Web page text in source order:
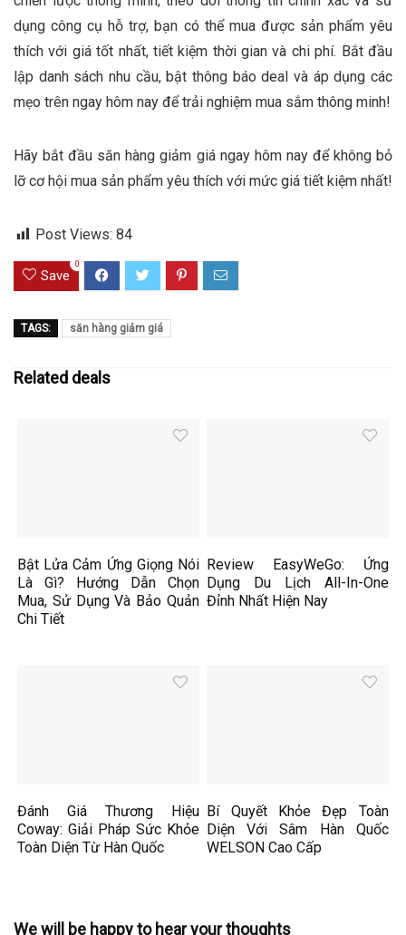
dụng công cụ hỗ trợ, bạn có thể mua được sản phẩm yêu
thích với giá tốt nhất, tiết kiệm thời gian và chi phí. Bắt đầu
lập danh sách nhu cầu, bật thông báo deal và áp dụng các
mẹo trên ngay hôm nay để trải nghiệm mua sắm thông minh!
Hãy bắt đầu săn hàng giảm giá ngay hôm nay để không bỏ
lỡ cơ hội mua sản phẩm yêu thích với mức giá tiết kiệm nhất!
Post Views: 84
Save
0
TAGS: săn hàng giảm giá
Related deals
Bật Lửa Cảm Ứng Giọng Nói
Là Gì? Hướng Dẫn Chọn
Mua, Sử Dụng Và Bảo Quản
Chi Tiết
Review EasyWeGo: Ứng
Dụng Du Lịch All-In-One
Đỉnh Nhất Hiện Nay
Đánh Giá Thương Hiệu
Coway: Giải Pháp Sức Khỏe
Toàn Diện Từ Hàn Quốc
Bí Quyết Khỏe Đẹp Toàn
Diện Với Sâm Hàn Quốc
WELSON Cao Cấp
We will be happy to hear your thoughts